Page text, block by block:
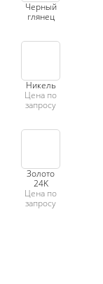
Черный
глянец
Никель
Цена по
запросу
Золото
24K
Цена по
запросу